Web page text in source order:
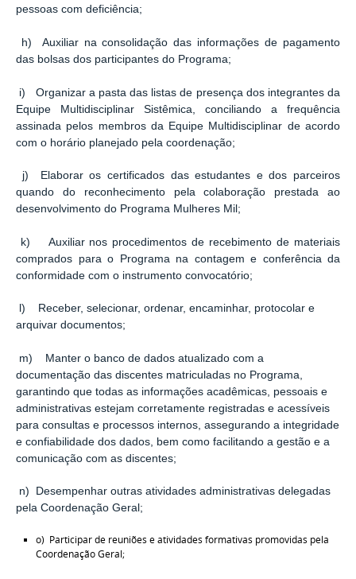
pessoas com deficiência;
h) Auxiliar na consolidação das informações de pagamento
das bolsas dos participantes do Programa;
i) Organizar a pasta das listas de presença dos integrantes da
Equipe Multidisciplinar Sistêmica, conciliando a frequência
assinada pelos membros da Equipe Multidisciplinar de acordo
com o horário planejado pela coordenação;
j) Elaborar os certificados das estudantes e dos parceiros
quando do reconhecimento pela colaboração prestada ao
desenvolvimento do Programa Mulheres Mil;
k) Auxiliar nos procedimentos de recebimento de materiais
comprados para o Programa na contagem e conferência da
conformidade com o instrumento convocatório;
l) Receber, selecionar, ordenar, encaminhar, protocolar e
arquivar documentos;
m) Manter o banco de dados atualizado com a
documentação das discentes matriculadas no Programa,
garantindo que todas as informações acadêmicas, pessoais e
administrativas estejam corretamente registradas e acessíveis
para consultas e processos internos, assegurando a integridade
e confiabilidade dos dados, bem como facilitando a gestão e a
comunicação com as discentes;
n) Desempenhar outras atividades administrativas delegadas
pela Coordenação Geral;
o) Participar de reuniões e atividades formativas promovidas pela
Coordenação Geral;